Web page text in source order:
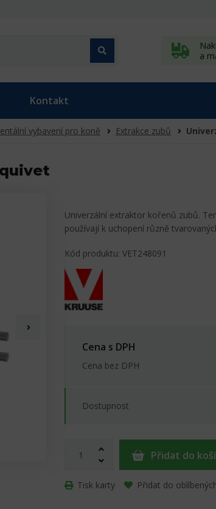
a
Kontakt
vybavení pro koně Extrakce zubů
Univerzální extraktor kořenů zubů.
používají k uchopení různě
Kód produktu: VET248091
Cena s DPH
Cena bez DPH
Dostupnost
Přidat do
Tisk karty Přidat do